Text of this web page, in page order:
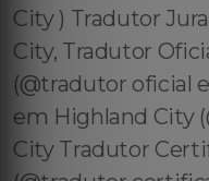
City ) Tradutor
City, Tradutor
(@tradutor oficial
em Highland City
City Tradutor